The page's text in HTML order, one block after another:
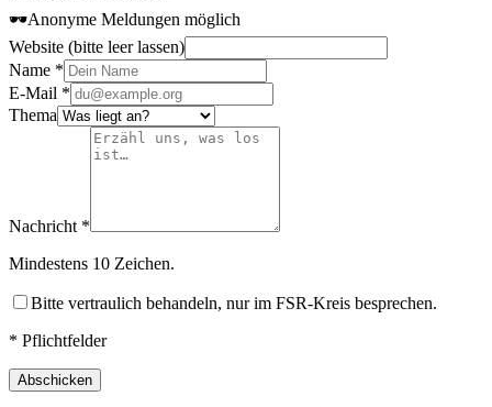
🕶️Anonyme Meldungen möglich
Website (bitte leer lassen)
Name *
E-Mail *
Thema
Nachricht *
Mindestens 10 Zeichen.
Bitte vertraulich behandeln, nur im FSR-Kreis besprechen.
* Pflichtfelder
Abschicken